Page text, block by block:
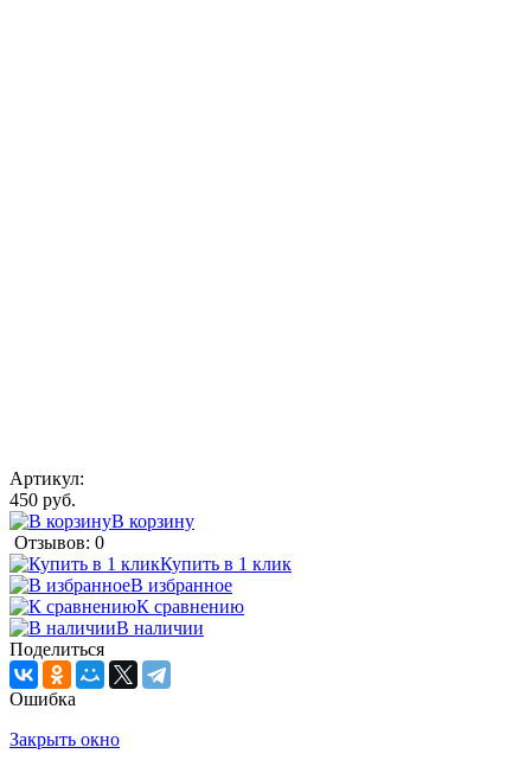
Артикул:
450 руб.
В корзину
Отзывов: 0
Купить в 1 клик
В избранное
К сравнению
В наличии
Поделиться
Ошибка
Закрыть окно